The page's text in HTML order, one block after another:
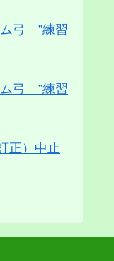
弓 ”練習
弓 ”練習
正）中止